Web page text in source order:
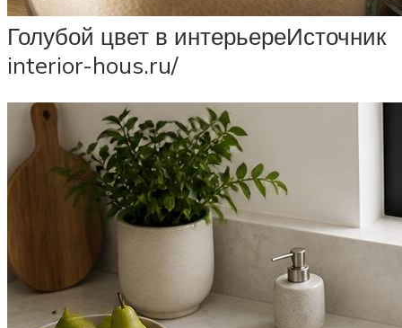
Голубой цвет в интерьереИсточник
interior-hous.ru/